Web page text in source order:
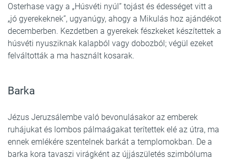
Osterhase vagy a „Húsvéti nyúl” tojást és édességet vitt a
„jó gyerekeknek”, ugyanúgy, ahogy a Mikulás hoz ajándékot
decemberben. Kezdetben a gyerekek fészkeket készítettek a
húsvéti nyusziknak kalapból vagy dobozból; végül ezeket
felváltották a ma használt kosarak.
Barka
Jézus Jeruzsálembe való bevonulásakor az emberek
ruhájukat és lombos pálmaágakat terítettek elé az útra, ma
ennek emlékére szentelnek barkát a templomokban. De a
barka kora tavaszi virágként az újjászületés szimbóluma